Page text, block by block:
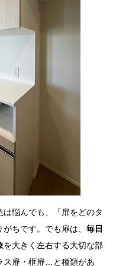
悩んでも、「扉をどのタ
ちです。でも扉は、 毎日
を大きく左右する大切な部
ス扉・框扉…と種類があ